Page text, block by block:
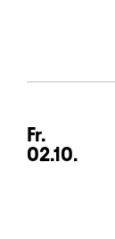
Fr.
02.10.